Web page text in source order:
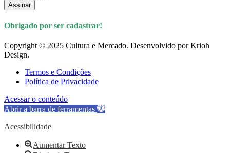
Assinar
Obrigado por ser cadastrar!
Copyright © 2025 Cultura e Mercado. Desenvolvido por Krioh
Design.
Termos e Condições
Política de Privacidade
Acessar o conteúdo
Abrir a barra de ferramentas
Acessibilidade
Aumentar Texto